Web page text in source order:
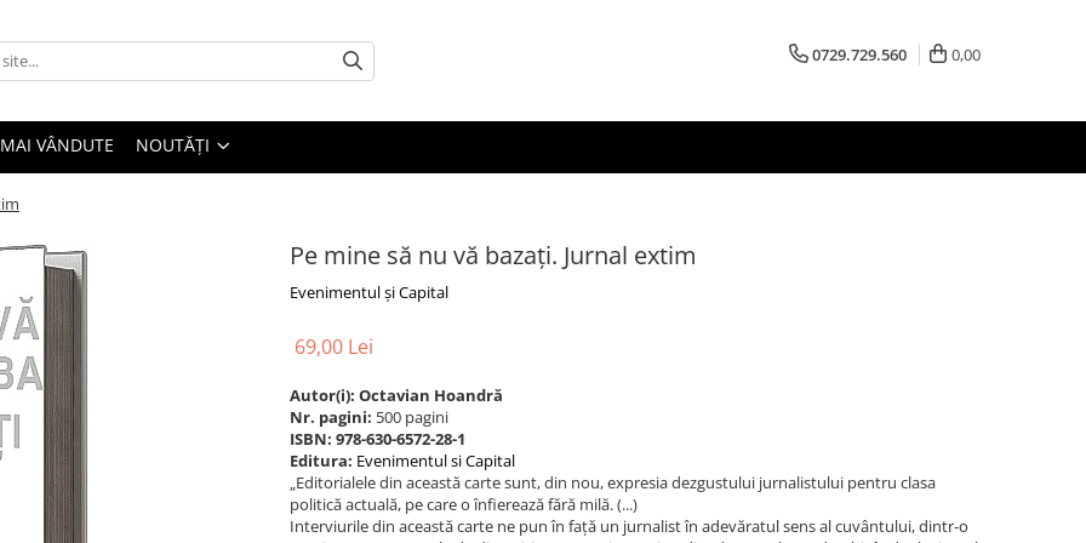
0729.729.560 0,00
VÂNDUTE NOUTĂȚI
Pe mine să nu vă bazați. Jurnal extim
Evenimentul și Capital
69,00 Lei
Autor(i): Octavian Hoandră
Nr. pagini: 500 pagini
ISBN: 978-630-6572-28-1
Editura: Evenimentul si Capital
„Editorialele din această carte sunt, din nou, expresia dezgustului jurnalistului pentru clasa
politică actuală, pe care o înfierează fără milă. (...)
Interviurile din această carte ne pun în față un jurnalist în adevăratul sens al cuvântului, dintr-o